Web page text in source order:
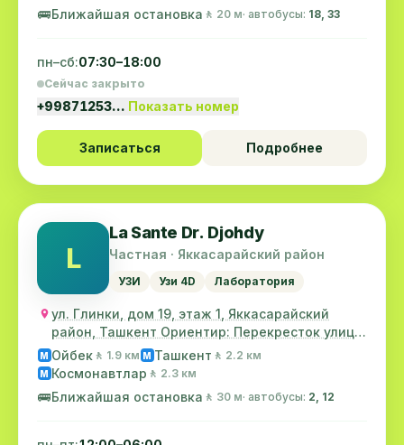
🚌Ближайшая остановка 🚶 20 м· автобусы: 18, 33
пн–сб:07:30–18:00
Сейчас закрыто
+99871253… Показать номер
Записаться Подробнее
L
La Sante Dr. Djohdy
Частная · Яккасарайский район
УЗИ Узи 4D Лаборатория
ул. Глинки, дом 19, этаж 1, Яккасарайский
район, Ташкент Ориентир: Перекресток улицы
"Глин...
M Ойбек 🚶 1.9 км M Ташкент 🚶 2.2 км
M Космонавтлар 🚶 2.3 км
🚌Ближайшая остановка 🚶 30 м· автобусы: 2, 12